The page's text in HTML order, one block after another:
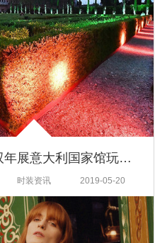
快来威尼斯双年展意大利国家馆玩古驰牌迷宫
时装资讯 2019-05-20